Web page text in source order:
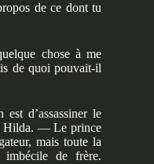
de ce dont tu
chose à me
de quoi pouvait-il
d’assassiner le
Hilda. — Le prince
mais toute la
de frère.